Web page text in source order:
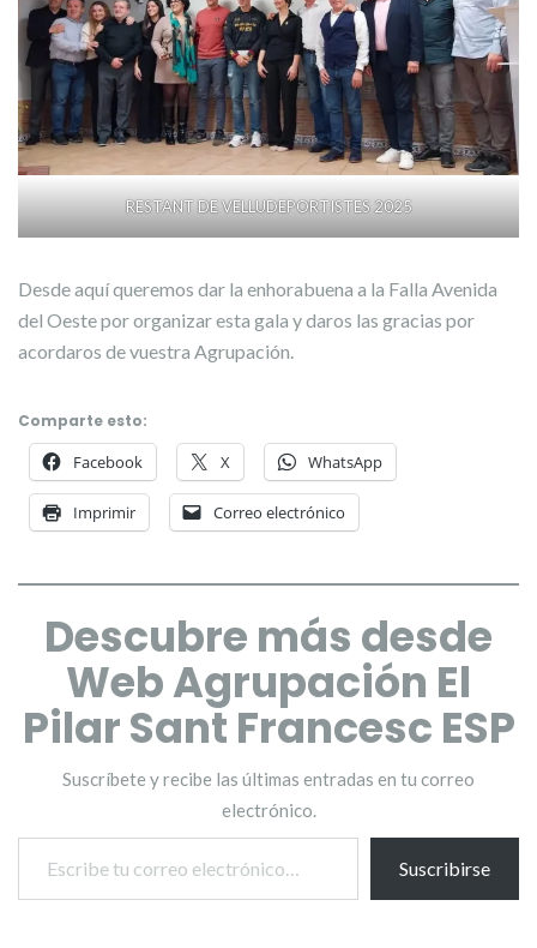
RESTANT DE VELLUDEPORTISTES 2025
Desde aquí queremos dar la enhorabuena a la Falla Avenida
del Oeste por organizar esta gala y daros las gracias por
acordaros de vuestra Agrupación.
Comparte esto:
Facebook X WhatsApp
Imprimir Correo electrónico
Descubre más desde
Web Agrupación El
Pilar Sant Francesc ESP
Suscríbete y recibe las últimas entradas en tu correo
electrónico.
Escribe tu correo electrónico…
Suscribirse